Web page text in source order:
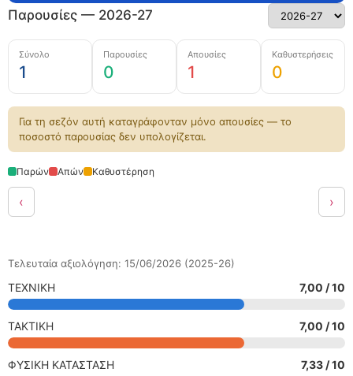
Παρουσίες — 2026-27
Σύνολο
1
Παρουσίες
0
Απουσίες
1
Καθυστερήσεις
0
Για τη σεζόν αυτή καταγράφονταν μόνο απουσίες — το
ποσοστό παρουσίας δεν υπολογίζεται.
Παρών Απών Καθυστέρηση
‹ ›
Τελευταία αξιολόγηση: 15/06/2026 (2025-26)
ΤΕΧΝΙΚΗ 7,00 / 10
ΤΑΚΤΙΚΗ 7,00 / 10
ΦΥΣΙΚΗ ΚΑΤΑΣΤΑΣΗ 7,33 / 10